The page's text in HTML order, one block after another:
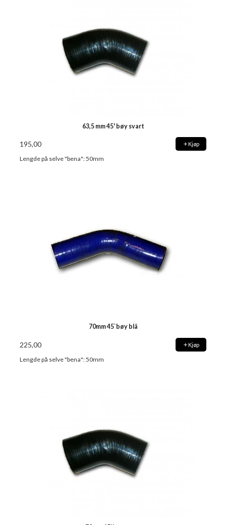
63,5 mm 45' bøy svart
195,00 Kjøp
Lengde på selve "bena": 50mm
70mm 45`bøy blå
225,00 Kjøp
Lengde på selve "bena": 50mm